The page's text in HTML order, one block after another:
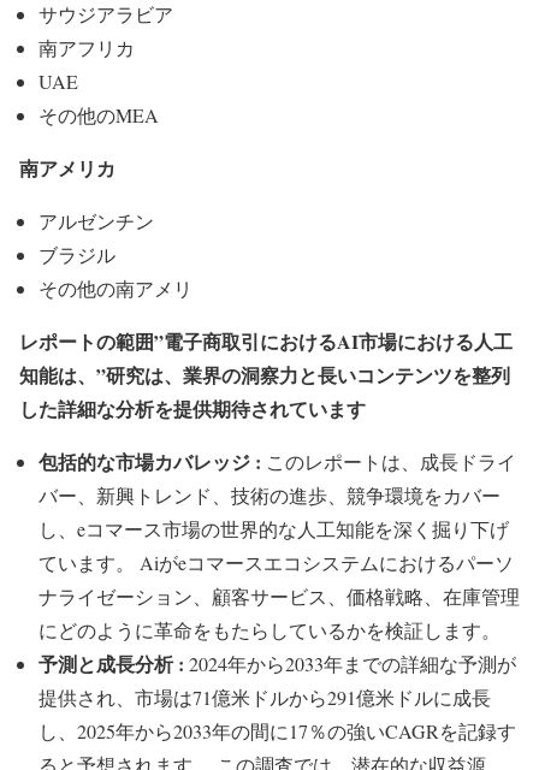
サウジアラビア
南アフリカ
UAE
その他のMEA
南アメリカ
アルゼンチン
ブラジル
その他の南アメリ
レポートの範囲”電子商取引におけるAI市場における人工
知能は、”研究は、業界の洞察力と長いコンテンツを整列
した詳細な分析を提供期待されています
包括的な市場カバレッジ : このレポートは、成長ドライ
バー、新興トレンド、技術の進歩、競争環境をカバー
し、eコマース市場の世界的な人工知能を深く掘り下げ
ています。 Aiがeコマースエコシステムにおけるパーソ
ナライゼーション、顧客サービス、価格戦略、在庫管理
にどのように革命をもたらしているかを検証します。
予測と成長分析 : 2024年から2033年までの詳細な予測が
提供され、市場は71億米ドルから291億米ドルに成長
し、2025年から2033年の間に17％の強いCAGRを記録す
ると予想されます。 この調査では、潜在的な収益源、